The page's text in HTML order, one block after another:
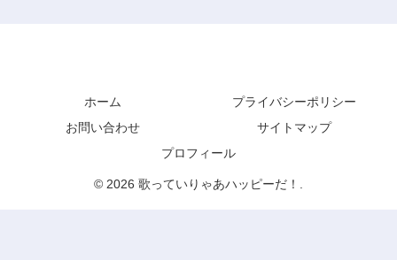
ホーム
プライバシーポリシー
お問い合わせ
サイトマップ
プロフィール
© 2026 歌っていりゃあハッピーだ！.